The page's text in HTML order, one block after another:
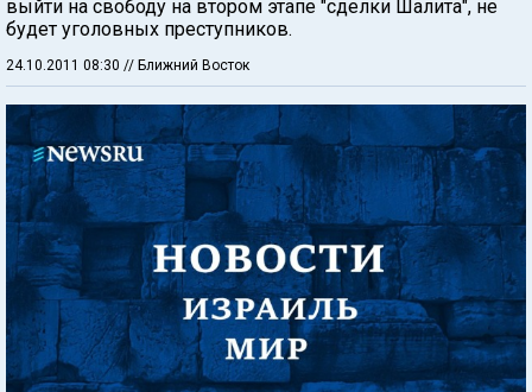
выйти на свободу на втором этапе "сделки Шалита", не
будет уголовных преступников.
24.10.2011 08:30 // Ближний Восток